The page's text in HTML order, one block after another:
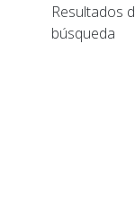
Resultados
búsqueda